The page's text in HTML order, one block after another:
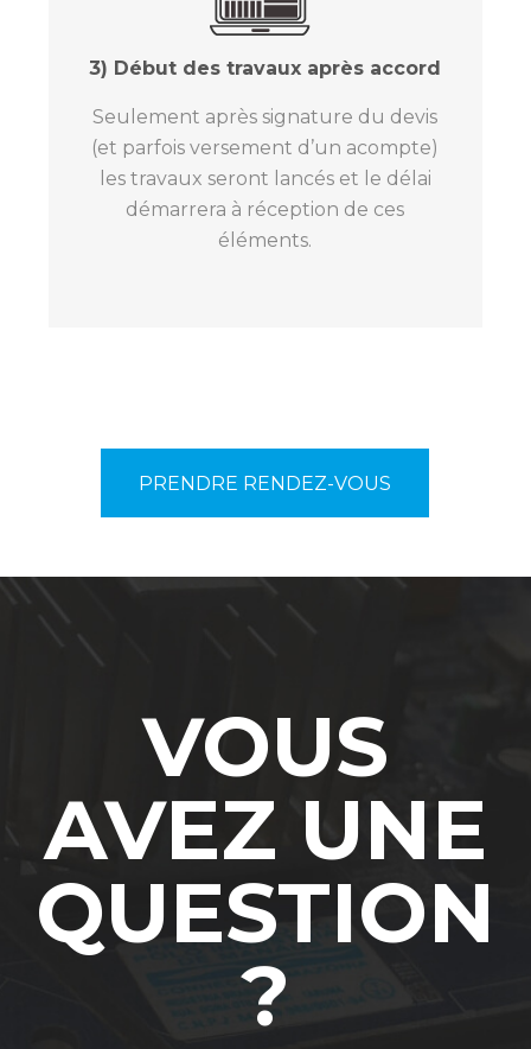
3) Début des travaux après accord
Seulement après signature du devis
(et parfois versement d’un acompte)
les travaux seront lancés et le délai
démarrera à réception de ces
éléments.
PRENDRE RENDEZ-VOUS
VOUS
AVEZ UNE
QUESTION
?